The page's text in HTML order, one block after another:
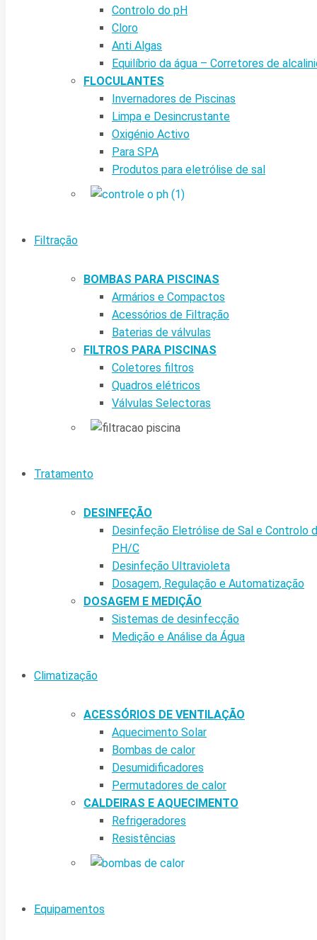
Controlo do pH
Cloro
Anti Algas
Equilíbrio da água – Corretores de
FLOCULANTES
Invernadores de Piscinas
Limpa e Desincrustante
Oxigénio Activo
Para SPA
Produtos para eletrólise de sal
Filtração
BOMBAS PARA PISCINAS
Armários e Compactos
Acessórios de Filtração
Baterias de válvulas
FILTROS PARA PISCINAS
Coletores filtros
Quadros elétricos
Válvulas Selectoras
Tratamento
DESINFEÇÃO
Desinfeção Eletrólise de Sal e Controlo
PH/C
Desinfeção Ultravioleta
Dosagem, Regulação e Automatização
DOSAGEM E MEDIÇÃO
Sistemas de desinfecção
Medição e Análise da Água
Climatização
ACESSÓRIOS DE VENTILAÇÃO
Aquecimento Solar
Bombas de calor
Desumidificadores
Permutadores de calor
CALDEIRAS E AQUECIMENTO
Refrigeradores
Resistências
Equipamentos